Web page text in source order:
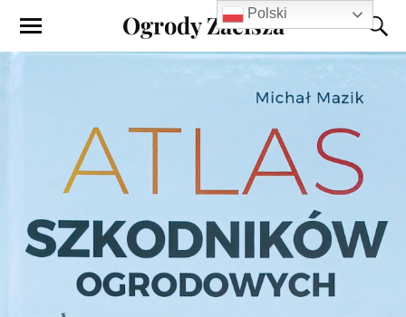
Ogrody Zacisza
Polski